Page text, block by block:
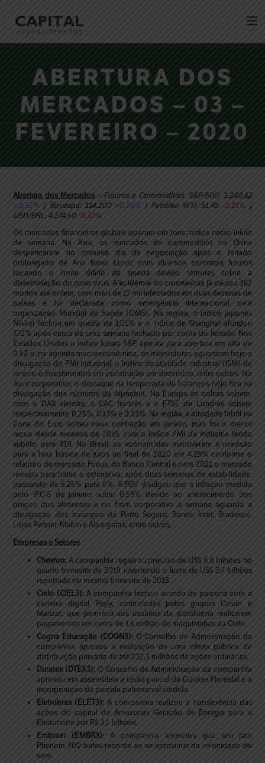
ABERTURA DOS
MERCADOS – 03 –
FEVEREIRO – 2020
Abertura dos Mercados – Futuros e Commodities: S&P-500: 3.240,62
+0,52% | Bovespa: 114.200 +0,26% | Petróleo WTI: 51,45 -0,21%|
USD/BRL: 4.274,50 -0,32%
Os mercados financeiros globais operam em tons mistos nesse início
de semana. Na Ásia, os mercados de commodities na China
despencaram no primeiro dia de negociação após o feriado
prolongado de Ano Novo Lunar, com diversos contratos futuros
tocando o limite diário de queda devido temores sobre a
disseminação do novo vírus. A epidemia do coronavírus já deixou 362
mortos até ontem, com mais de 17 mil infectados em duas dezenas de
países e foi declarada como emergência internacional pela
organização Mundial de Saúde (OMS). Na região, o índice japonês
Nikkei fechou em queda de 1,01% e o índice de Shanghai afundou
7,72% após cerca de uma semana fechado por conta do feriado. Nos
Estados Unidos o índice futuro S&P aponta para abertura em alta de
0,52 e, na agenda macroeconômica, os investidores aguardam hoje a
divulgação do PMI industrial, o índice de atividade industrial (ISM) de
janeiro e investimentos em construção em dezembro, entre outros. No
frontcorporativo, o destaque na temporada de balanços hoje fica na
divulgação dos números da Alphabet. Na Europa as bolsas sobem,
com o DAX alemão, o CAC francês e o FTSE de Londres sobem
respectivamente 0,25%, 0,13% e 0,23%. Na região, a atividade fabril na
Zona do Euro sofreu nova contração em janeiro, mas foi o menor
recuo desde meados de 2019, com o índice PMI da indústria tendo
subido para 47,9. No Brasil, os economistas mantiveram a previsão
para a taxa básica de juros ao final de 2020 em 4,25% conforme o
relatório de mercado Focus, do Banco Central e para 2021 o mercado
revisou para baixo a estimativa, após duas semanas de estabilidade,
passando de 6,25% para 6%. A FGV divulgou que a inflação medida
pelo IPC-S de janeiro subiu 0,59% devido ao arrefecimento dos
preços dos alimentos e no front corporativo a semana aguarda a
divulgação dos balanços da Porto Seguro, Banco Inter, Bradesco,
Lojas Renner, Klabin e Alpargatas, entre outros.
Empresas e Setores
Chevron: A companhia registrou prejuízo de US$ 6,6 bilhões no
quarto trimestre de 2019, revertendo o lucro de US$ 3,7 bilhões
reportado no mesmo trimestre de 2018.
Cielo (CIEL3):A companhia fechou acordo de parceria com a
carteira digital Payly, controladas pelos grupos Cosan e
Manzat, que permitirá aos usuários da plataforma realizarem
pagamentos em cerca de 1,5 milhão de maquininhas da Cielo.
Cogna Educação (COGN3):O Conselho de Administração da
companhia aprovou a realização de uma oferta pública de
distribuição primária de até 232,3 milhões de ações ordinárias.
Duratex (DTEX3): O Conselho de Administração da companhia
aprovou em assembleia a cisão parcial da Duratex Florestal e a
incorporação da parcela patrimonial cindida.
Eletrobras (ELET3):A companhia realizou a transferência das
ações do capital da Amazonas Geração de Energia para a
Eletronorte por R$ 3,1 bilhões.
Embraer (EMBR3): A companhia anunciou que seu jato
Phenom 300 bateu recorde ao se aproximar da velocidade do
som.